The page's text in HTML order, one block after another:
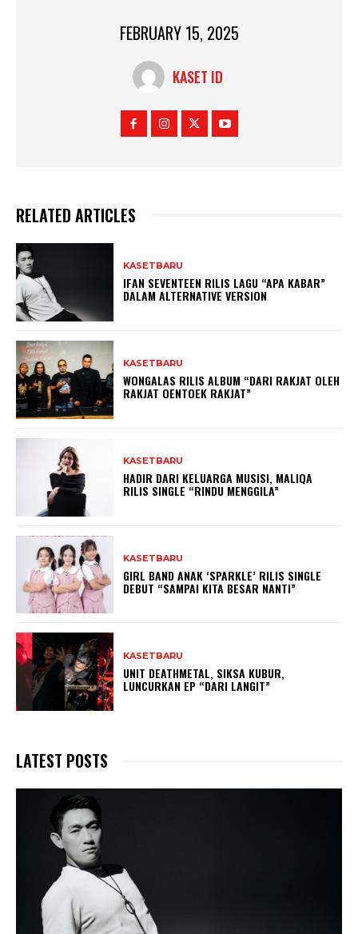
FEBRUARY 15, 2025
KASET ID
RELATED ARTICLES
KASETBARU
IFAN SEVENTEEN RILIS LAGU “APA KABAR”
DALAM ALTERNATIVE VERSION
KASETBARU
WONGALAS RILIS ALBUM “DARI RAKJAT OLEH
RAKJAT OENTOEK RAKJAT”
KASETBARU
HADIR DARI KELUARGA MUSISI, MALIQA
RILIS SINGLE “RINDU MENGGILA”
KASETBARU
GIRL BAND ANAK ‘SPARKLE’ RILIS SINGLE
DEBUT “SAMPAI KITA BESAR NANTI”
KASETBARU
UNIT DEATHMETAL, SIKSA KUBUR,
LUNCURKAN EP “DARI LANGIT”
LATEST POSTS